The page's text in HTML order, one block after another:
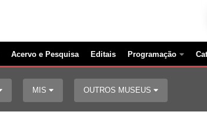
Acervo e Pesquisa Editais Programação
MIS OUTROS MUSEUS